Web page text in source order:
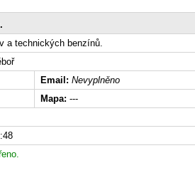
a technických benzínů.
Email: Nevyplněno
Mapa: ---